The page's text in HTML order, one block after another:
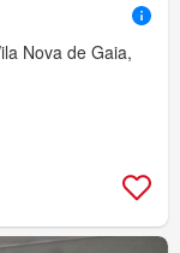
Nova de Gaia,